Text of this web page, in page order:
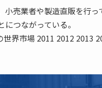
売業者や製造直販を行
つながっている。
界市場 2011 2012 2013